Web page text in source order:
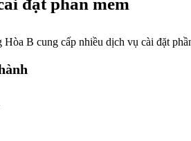
đặt phần mềm
B cung cấp nhiều dịch vụ cài đặt